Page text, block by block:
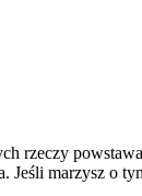
rzeczy
marzysz o